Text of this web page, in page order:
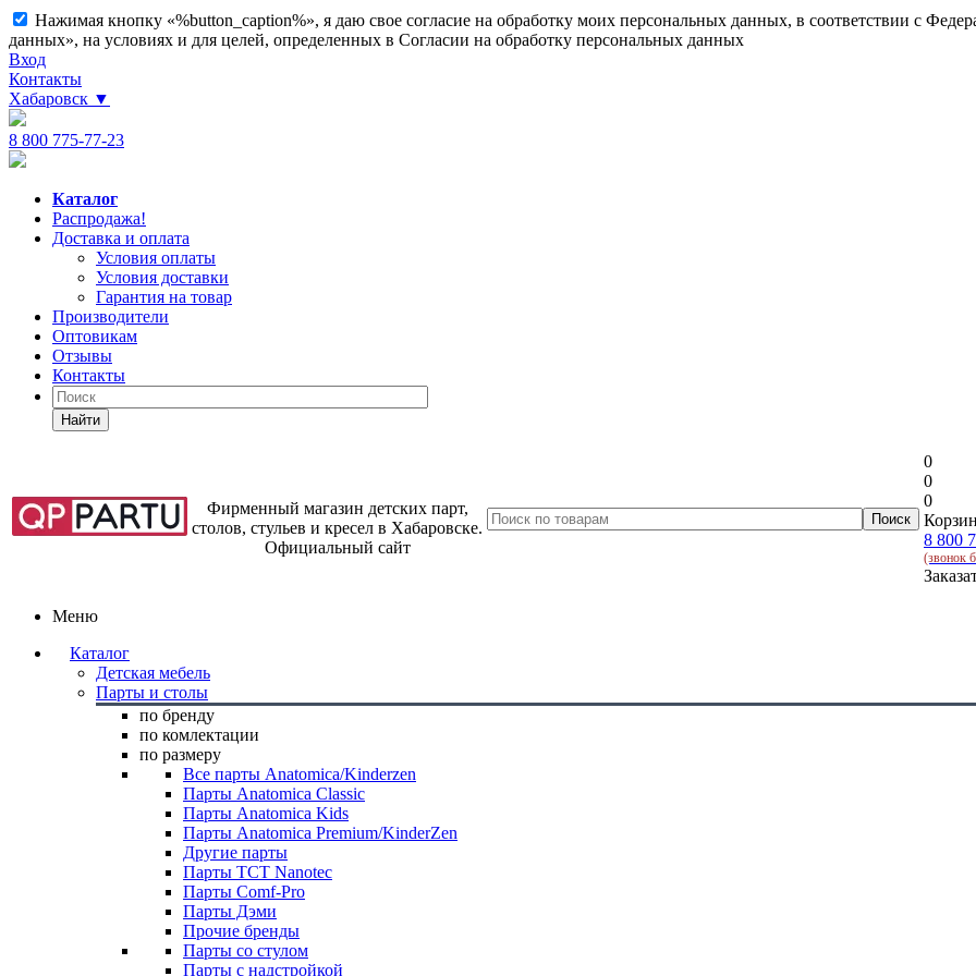
Нажимая кнопку «%button_caption%», я даю свое согласие на обработку моих персональных данных, в соответствии с
данных», на условиях и для целей, определенных в Согласии на обработку персональных данных
Вход
Контакты
Хабаровск ▼
8 800 775-77-23
Каталог
Распродажа!
Доставка и оплата
Условия оплаты
Условия доставки
Гарантия на товар
Производители
Оптовикам
Отзывы
Контакты
Найти
Фирменный магазин детских парт,
столов, стульев и кресел в Хабаровске.
Официальный сайт
0
0
0
8 800
(звонок
Меню
Каталог
Детская мебель
Парты и столы
по бренду
по комлектации
по размеру
Все парты Anatomica/Kinderzen
Парты Anatomica Classic
Парты Anatomica Kids
Парты Anatomica Premium/KinderZen
Другие парты
Парты TCT Nanotec
Парты Comf-Pro
Парты Дэми
Прочие бренды
Парты со стулом
Парты с надстройкой